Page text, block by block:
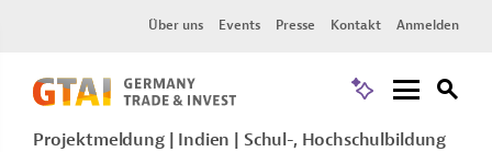
Über uns Events Presse Kontakt Anmelden
Projektmeldung Indien Schul-, Hochschulbildung